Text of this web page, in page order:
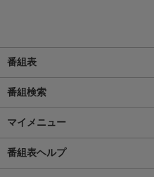
番組表
番組検索
マイメニュー
番組表ヘルプ